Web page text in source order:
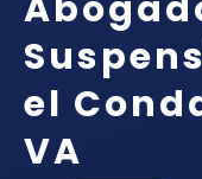
el
VA